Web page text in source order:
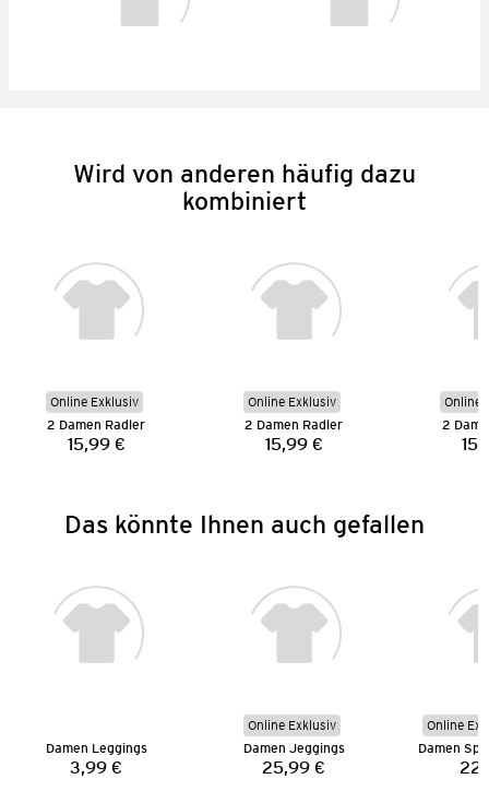
Wird von anderen häufig dazu
kombiniert
Online Exklusiv
2 Damen Radler
Preis:
15,99 €
Online Exklusiv
2 Damen Radler
Preis:
15,99 €
Online
2
Das könnte Ihnen auch gefallen
Damen Leggings
Preis:
3,99 €
Online Exklusiv
Damen Jeggings
Preis:
25,99 €
Online